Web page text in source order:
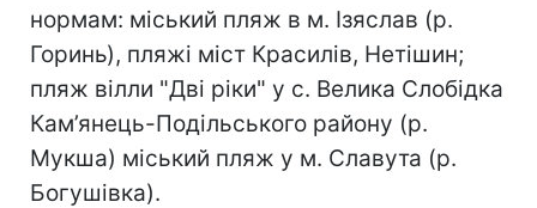
нормам: міський пляж в м. Ізяслав (р.
Горинь), пляжі міст Красилів, Нетішин;
пляж вілли "Дві ріки" у с. Велика Слобідка
Кам’янець-Подільського району (р.
Мукша) міський пляж у м. Славута (р.
Богушівка).